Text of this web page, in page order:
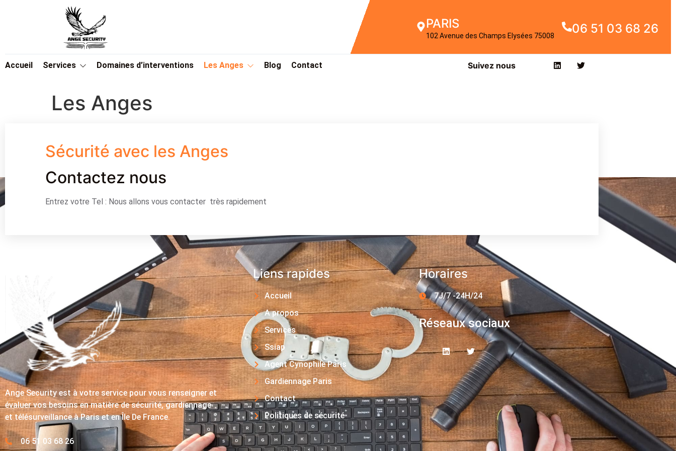
PARIS
102 Avenue des Champs Elysées 75008 06 51 03 68 26
Accueil Services Domaines d’interventions Les Anges Blog Contact Suivez nous
Les Anges
Sécurité avec les Anges
Contactez nous
Entrez votre Tel : Nous allons vous contacter très rapidement
Ange Security est à votre service pour vous renseigner et
évaluer vos besoins en matière de sécurité, gardiennage
et télésurveillance à Paris et en Île De France.
06 51 03 68 26
Liens rapides
Accueil
A propos
Services
Ssiap
Agent Cynophile Paris
Gardiennage Paris
Contact
Politiques de sécurité
Horaires
7J/7 -24H/24
Réseaux sociaux